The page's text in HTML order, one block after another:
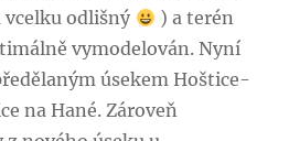
vcelku odlišný
) a terén
vymodelován. Nyní
úsekem Hoštice-
na Hané. Zároveň